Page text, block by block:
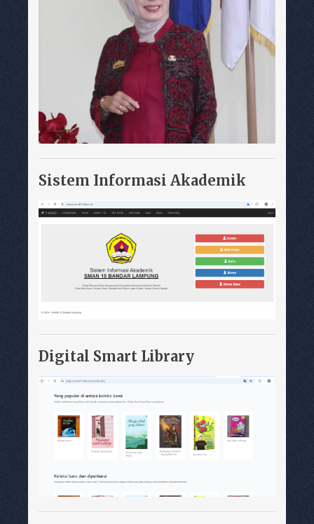
Sistem Informasi Akademik
Digital Smart Library